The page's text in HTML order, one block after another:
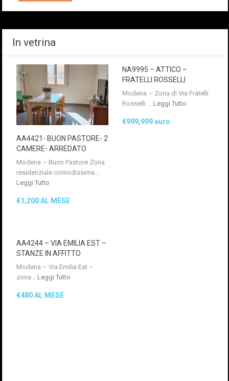
In vetrina
AA4421- BUON PASTORE- 2
CAMERE- ARREDATO
Modena – Buon Pastore Zona
residenziale comodissima…
Leggi Tutto
€1,200 AL MESE
NA9995 – ATTICO –
FRATELLI ROSSELLI
Modena – Zona di Via Fratelli
Rosselli … Leggi Tutto
€999,999 euro
AA4244 – VIA EMILIA EST –
STANZE IN AFFITTO
Modena – Via Emilia Est –
zona… Leggi Tutto
€480 AL MESE